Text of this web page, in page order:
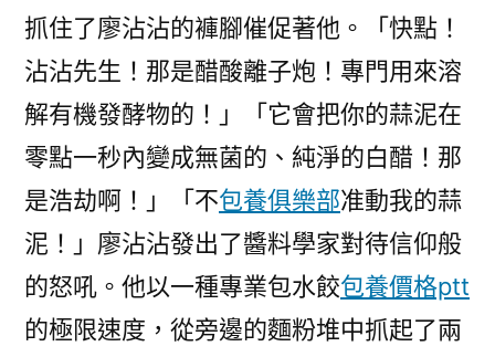
抓住了廖沾沾的褲腳催促著他。「快點！
沾沾先生！那是醋酸離子炮！專門用來溶
解有機發酵物的！」「它會把你的蒜泥在
零點一秒內變成無菌的、純淨的白醋！那
是浩劫啊！」「不包養俱樂部准動我的蒜
泥！」廖沾沾發出了醬料學家對待信仰般
的怒吼。他以一種專業包水餃包養價格ptt
的極限速度，從旁邊的麵粉堆中抓起了兩